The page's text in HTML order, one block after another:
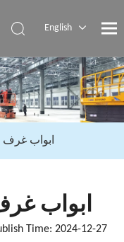
English
Pусский
العربية
ابواب غرف
ابواب
Time: 2024-12-27